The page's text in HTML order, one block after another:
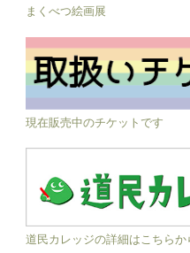
まくべつ絵画展
現在販売中のチケットです
道民カレッジの詳細はこちらか